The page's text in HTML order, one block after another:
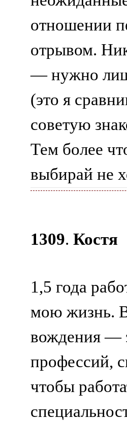
отношении
отрывом.
— нужно
(это я
советую
Тем более
выбирай не
1309. Костя
1,5 года
мою жизнь.
вождения —
профессий,
чтобы